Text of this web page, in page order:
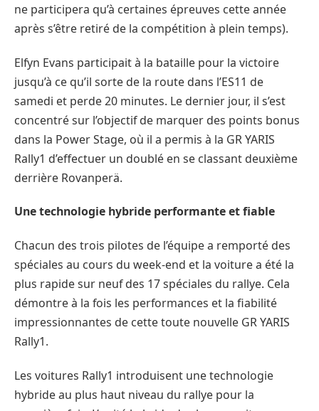
ne participera qu’à certaines épreuves cette année
après s’être retiré de la compétition à plein temps).
Elfyn Evans participait à la bataille pour la victoire
jusqu’à ce qu’il sorte de la route dans l’ES11 de
samedi et perde 20 minutes. Le dernier jour, il s’est
concentré sur l’objectif de marquer des points bonus
dans la Power Stage, où il a permis à la GR YARIS
Rally1 d’effectuer un doublé en se classant deuxième
derrière Rovanperä.
Une technologie hybride performante et fiable
Chacun des trois pilotes de l’équipe a remporté des
spéciales au cours du week-end et la voiture a été la
plus rapide sur neuf des 17 spéciales du rallye. Cela
démontre à la fois les performances et la fiabilité
impressionnantes de cette toute nouvelle GR YARIS
Rally1.
Les voitures Rally1 introduisent une technologie
hybride au plus haut niveau du rallye pour la